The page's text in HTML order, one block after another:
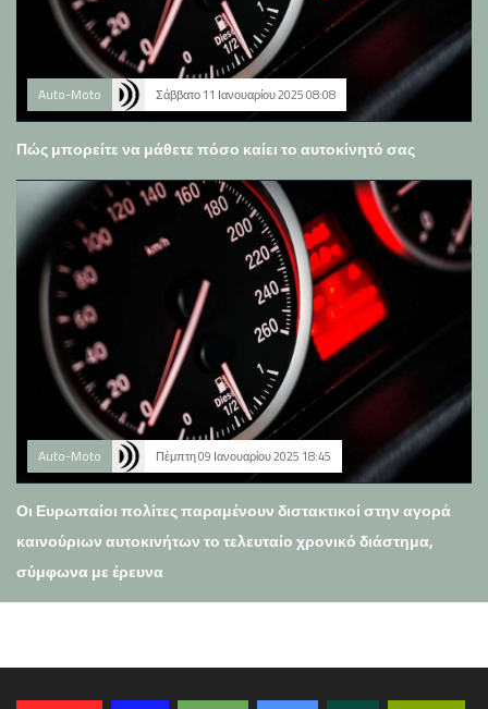
Auto-Moto Σάββατο 11 Ιανουαρίου 2025 08:08
Πώς μπορείτε να μάθετε πόσο καίει το αυτοκίνητό σας
Auto-Moto Πέμπτη 09 Ιανουαρίου 2025 18:45
Οι Ευρωπαίοι πολίτες παραμένουν διστακτικοί στην αγορά
καινούριων αυτοκινήτων το τελευταίο χρονικό διάστημα,
σύμφωνα με έρευνα